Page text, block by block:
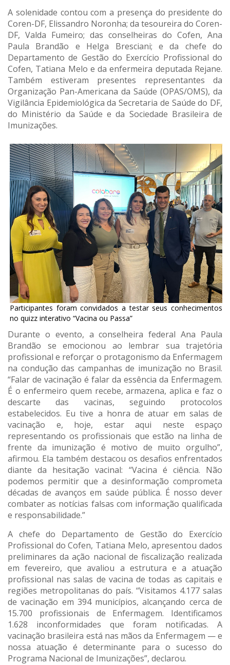
A solenidade contou com a presença do presidente do
Coren-DF, Elissandro Noronha; da tesoureira do Coren-
DF, Valda Fumeiro; das conselheiras do Cofen, Ana
Paula Brandão e Helga Bresciani; e da chefe do
Departamento de Gestão do Exercício Profissional do
Cofen, Tatiana Melo e da enfermeira deputada Rejane.
Também estiveram presentes representantes da
Organização Pan-Americana da Saúde (OPAS/OMS), da
Vigilância Epidemiológica da Secretaria de Saúde do DF,
do Ministério da Saúde e da Sociedade Brasileira de
Imunizações.
Participantes foram convidados a testar seus conhecimentos
no quizz interativo “Vacina ou Passa”
Durante o evento, a conselheira federal Ana Paula
Brandão se emocionou ao lembrar sua trajetória
profissional e reforçar o protagonismo da Enfermagem
na condução das campanhas de imunização no Brasil.
“Falar de vacinação é falar da essência da Enfermagem.
É o enfermeiro quem recebe, armazena, aplica e faz o
descarte das vacinas, seguindo protocolos
estabelecidos. Eu tive a honra de atuar em salas de
vacinação e, hoje, estar aqui neste espaço
representando os profissionais que estão na linha de
frente da imunização é motivo de muito orgulho”,
afirmou. Ela também destacou os desafios enfrentados
diante da hesitação vacinal: “Vacina é ciência. Não
podemos permitir que a desinformação comprometa
décadas de avanços em saúde pública. É nosso dever
combater as notícias falsas com informação qualificada
e responsabilidade.”
A chefe do Departamento de Gestão do Exercício
Profissional do Cofen, Tatiana Melo, apresentou dados
preliminares da ação nacional de fiscalização realizada
em fevereiro, que avaliou a estrutura e a atuação
profissional nas salas de vacina de todas as capitais e
regiões metropolitanas do país. “Visitamos 4.177 salas
de vacinação em 394 municípios, alcançando cerca de
15.700 profissionais de Enfermagem. Identificamos
1.628 inconformidades que foram notificadas. A
vacinação brasileira está nas mãos da Enfermagem — e
nossa atuação é determinante para o sucesso do
Programa Nacional de Imunizações”, declarou.